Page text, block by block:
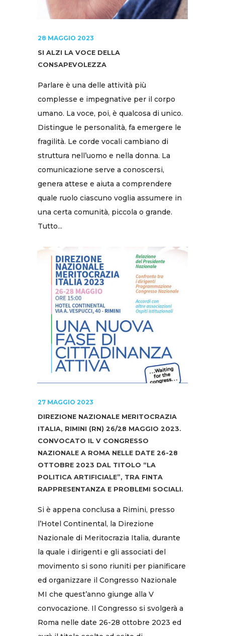
28 MAGGIO 2023
SI ALZI LA VOCE DELLA
CONSAPEVOLEZZA
Parlare è una delle attività più
complesse e impegnative per il corpo
umano. La voce, poi, è qualcosa di unico.
Distingue le personalità, fa emergere le
fragilità. Le corde vocali cambiano di
struttura nell’uomo e nella donna. La
comunicazione serve a conoscersi,
genera attese e aiuta a comprendere
quale ruolo ciascuno voglia assumere in
una certa comunità, piccola o grande.
Tutto...
27 MAGGIO 2023
DIREZIONE NAZIONALE MERITOCRAZIA
ITALIA, RIMINI (RN) 26/28 MAGGIO 2023.
CONVOCATO IL V CONGRESSO
NAZIONALE A ROMA NELLE DATE 26-28
OTTOBRE 2023 DAL TITOLO “LA
POLITICA ARTIFICIALE”, TRA FINTA
RAPPRESENTANZA E PROBLEMI SOCIALI.
Si è appena conclusa a Rimini, presso
l’Hotel Continental, la Direzione
Nazionale di Meritocrazia Italia, durante
la quale i dirigenti e gli associati del
movimento si sono riuniti per pianificare
ed organizzare il Congresso Nazionale
MI che quest’anno giunge alla V
convocazione. Il Congresso si svolgerà a
Roma nelle date 26-28 ottobre 2023 ed